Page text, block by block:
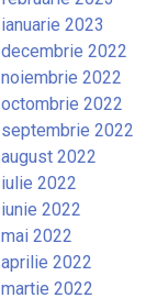
ianuarie 2023
decembrie 2022
noiembrie 2022
octombrie 2022
septembrie 2022
august 2022
iulie 2022
iunie 2022
mai 2022
aprilie 2022
martie 2022